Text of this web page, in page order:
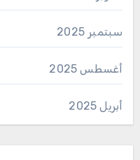
سبتمبر 2025
أغسطس 2025
أبريل 2025